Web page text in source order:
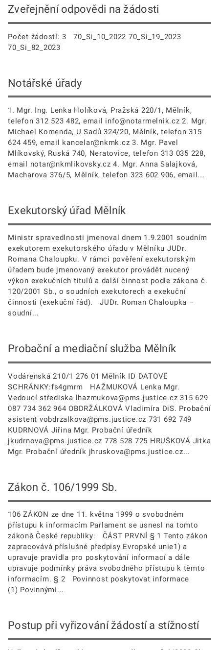
Zveřejnění odpovědi na žádosti
Počet žádostí: 3 70_Si_10_2022 70_Si_19_2023
70_Si_82_2023
Notářské úřady
1. Mgr. Ing. Lenka Holíková, Pražská 220/1, Mělník,
telefon 312 523 482, email info@notarmelnik.cz 2. Mgr.
Michael Komenda, U Sadů 324/20, Mělník, telefon 315
624 459, email kancelar@nkmk.cz 3. Mgr. Pavel
Mlíkovský, Ruská 740, Neratovice, telefon 313 035 228,
email notar@nkmlikovsky.cz 4. Mgr. Anna Salajková,
Macharova 376/5, Mělník, telefon 323 602 906, email...
Exekutorský úřad Mělník
Ministr spravedlnosti jmenoval dnem 1.9.2001 soudním
exekutorem exekutorského úřadu v Mělníku JUDr.
Romana Chaloupku. V rámci pověření exekutorským
úřadem bude jmenovaný exekutor provádět nucený
výkon exekučních titulů a další činnost podle zákona č.
120/2001 Sb., o soudních exekutorech a exekuční
činnosti (exekuční řád). JUDr. Roman Chaloupka –
soudní...
Probační a mediační služba Mělník
Vodárenská 210/1 276 01 Mělník ID DATOVÉ
SCHRÁNKY:fs4gmrm HAŽMUKOVÁ Lenka Mgr.
Vedoucí střediska lhazmukova@pms.justice.cz 315 629
087 734 362 964 OBDRŽÁLKOVÁ Vladimíra DiS. Probační
asistent vobdrzalkova@pms.justice.cz 731 692 749
KUDRNOVÁ Jiřina Mgr. Probační úředník
jkudrnova@pms.justice.cz 778 528 725 HRUŠKOVÁ Jitka
Mgr. Probační úředník jhruskova@pms.justice.cz...
Zákon č. 106/1999 Sb.
106 ZÁKON ze dne 11. května 1999 o svobodném
přístupu k informacím Parlament se usnesl na tomto
zákoně České republiky: ČÁST PRVNÍ § 1 Tento zákon
zapracovává příslušné předpisy Evropské unie1) a
upravuje pravidla pro poskytování informací a dále
upravuje podmínky práva svobodného přístupu k těmto
informacím. § 2 Povinnost poskytovat informace
(1) Povinnými...
Postup při vyřizování žádostí a stížností